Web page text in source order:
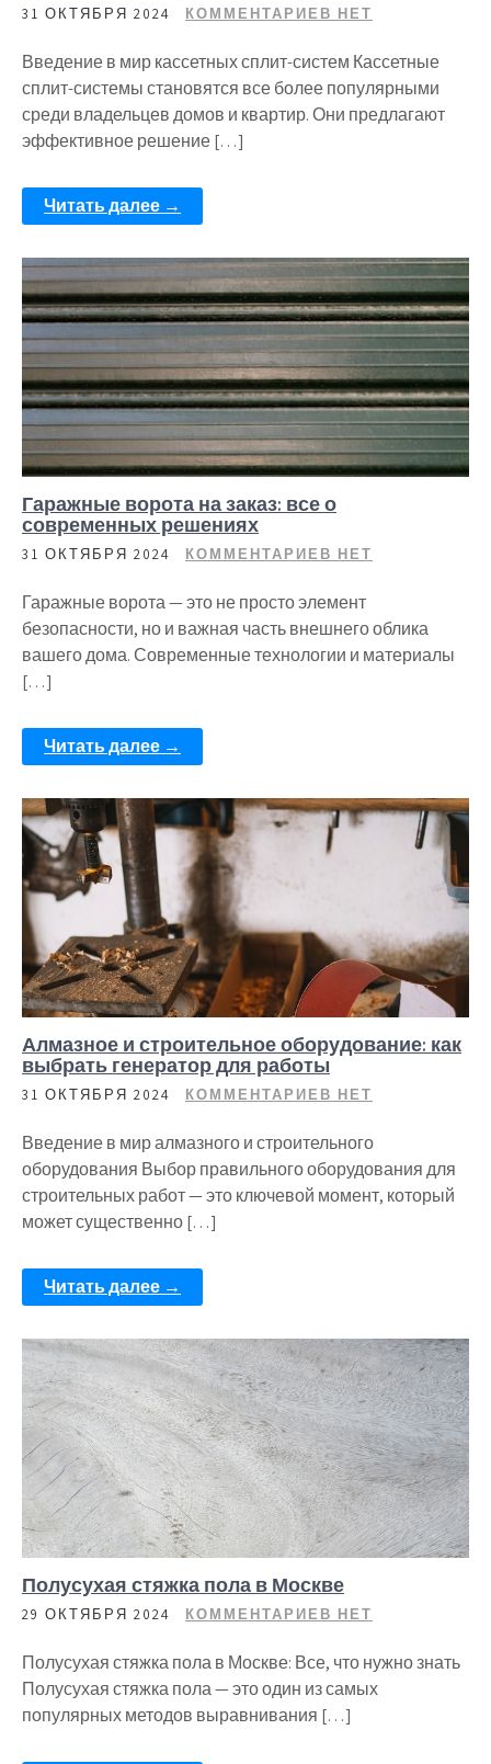
31 ОКТЯБРЯ 2024 КОММЕНТАРИЕВ НЕТ
Введение в мир кассетных сплит-систем Кассетные
сплит-системы становятся все более популярными
среди владельцев домов и квартир. Они предлагают
эффективное решение […]
Читать далее →
Гаражные ворота на заказ: все о
современных решениях
31 ОКТЯБРЯ 2024 КОММЕНТАРИЕВ НЕТ
Гаражные ворота — это не просто элемент
безопасности, но и важная часть внешнего облика
вашего дома. Современные технологии и материалы
[…]
Читать далее →
Алмазное и строительное оборудование: как
выбрать генератор для работы
31 ОКТЯБРЯ 2024 КОММЕНТАРИЕВ НЕТ
Введение в мир алмазного и строительного
оборудования Выбор правильного оборудования для
строительных работ — это ключевой момент, который
может существенно […]
Читать далее →
Полусухая стяжка пола в Москве
29 ОКТЯБРЯ 2024 КОММЕНТАРИЕВ НЕТ
Полусухая стяжка пола в Москве: Все, что нужно знать
Полусухая стяжка пола — это один из самых
популярных методов выравнивания […]